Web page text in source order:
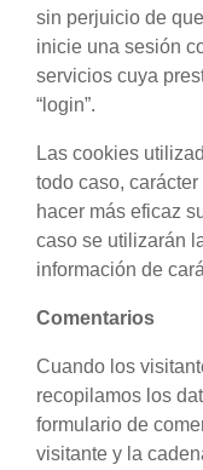
sin perjuicio de
inicie una sesión
servicios cuya
“login”.
Las cookies
todo caso,
hacer más eficaz
caso se utilizarán
información de
Comentarios
Cuando los
recopilamos los
formulario de
visitante y la